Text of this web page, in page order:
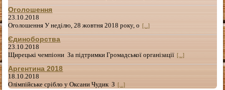
Оголошення
23.10.2018
Оголошення У неділю, 28 жовтня 2018 року, о [...]
Єдиноборства
23.10.2018
Щирецькі чемпіони За підтримки Громадської організації [...]
Аргентина 2018
18.10.2018
Олімпійське срібло у Оксани Чудик З [...]